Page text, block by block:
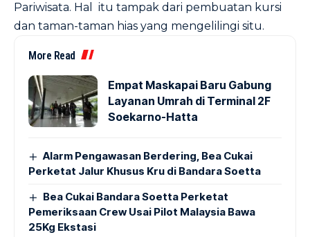
Pariwisata. Hal itu tampak dari pembuatan kursi
dan taman-taman hias yang mengelilingi situ.
More Read
Empat Maskapai Baru Gabung
Layanan Umrah di Terminal 2F
Soekarno-Hatta
Alarm Pengawasan Berdering, Bea Cukai
Perketat Jalur Khusus Kru di Bandara Soetta
Bea Cukai Bandara Soetta Perketat
Pemeriksaan Crew Usai Pilot Malaysia Bawa
25Kg Ekstasi